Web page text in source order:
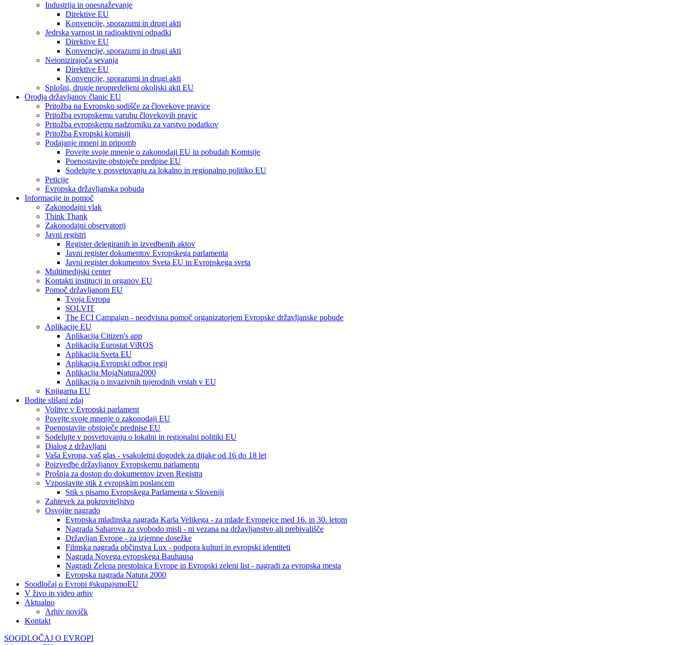
Industrija in onesnaževanje
Direktive EU
Konvencije, sporazumi in drugi akti
Jedrska varnost in radioaktivni odpadki
Direktive EU
Konvencije, sporazumi in drugi akti
Neionizirajoča sevanja
Direktive EU
Konvencije, sporazumi in drugi akti
Splošni, drugje neopredeljeni okoljski akti EU
Orodja državljanov članic EU
Pritožba na Evropsko sodišče za človekove pravice
Pritožba evropskemu varuhu človekovih pravic
Pritožba evropskemu nadzorniku za varstvo podatkov
Pritožba Evropski komisiji
Podajanje mnenj in pripomb
Povejte svoje mnenje o zakonodaji EU in pobudah Komisije
Poenostavite obstoječe predpise EU
Sodelujte v posvetovanju za lokalno in regionalno politiko EU
Peticije
Evropska državljanska pobuda
Informacije in pomoč
Zakonodajni vlak
Think Thank
Zakonodajni observatorij
Javni registri
Register delegiranih in izvedbenih aktov
Javni register dokumentov Evropskega parlamenta
Javni register dokumentov Sveta EU in Evropskega sveta
Multimedijski center
Kontakti institucij in organov EU
Pomoč državljanom EU
Tvoja Evropa
SOLVIT
The ECI Campaign - neodvisna pomoč organizatorjem Evropske državljanske pobude
Aplikacije EU
Aplikacija Citizen's app
Aplikacija Eurostat ViROS
Aplikacija Sveta EU
Aplikacija Evropski odbor regij
Aplikacija MojaNatura2000
Aplikacija o invazivnih tujerodnih vrstah v EU
Knjigarna EU
Bodite slišani zdaj
Volitve v Evropski parlament
Povejte svoje mnenje o zakonodaji EU
Poenostavite obstoječe predpise EU
Sodelujte v posvetovanju o lokalni in regionalni politiki EU
Dialog z državljani
Vaša Evropa, vaš glas - vsakoletni dogodek za dijake od 16 do 18 let
Poizvedbe državljanov Evropskemu parlamentu
Prošnja za dostop do dokumentov izven Registra
Vzpostavite stik z evropskim poslancem
Stik s pisarno Evropskega Parlamenta v Sloveniji
Zahtevek za pokroviteljstvo
Osvojite nagrado
Evropska mladinska nagrada Karla Velikega - za mlade Evropejce med 16. in 30. letom
Nagrada Saharova za svobodo misli - ni vezana na državljanstvo ali prebivališče
Državljan Evrope - za izjemne dosežke
Filmska nagrada občinstva Lux - podpora kulturi in evropski identiteti
Nagrada Novega evropskega Bauhausa
Nagradi Zelena prestolnica Evrope in Evropski zeleni list - nagradi za evropska mesta
Evropska nagrada Natura 2000
Soodločaj o Evropi #skupajsmoEU
V živo in video arhiv
Aktualno
Arhiv novičk
Kontakt
SOODLOČAJ O EVROPI